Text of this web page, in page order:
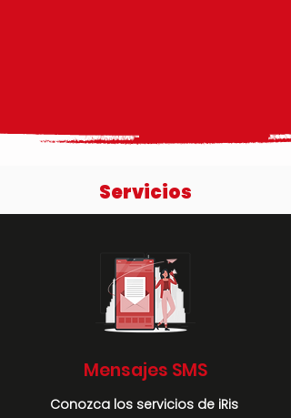
Servicios
Mensajes SMS
Conozca los servicios de iRis